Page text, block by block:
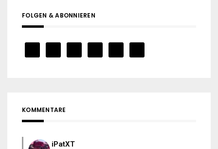
FOLGEN & ABONNIEREN
KOMMENTARE
iPatXT